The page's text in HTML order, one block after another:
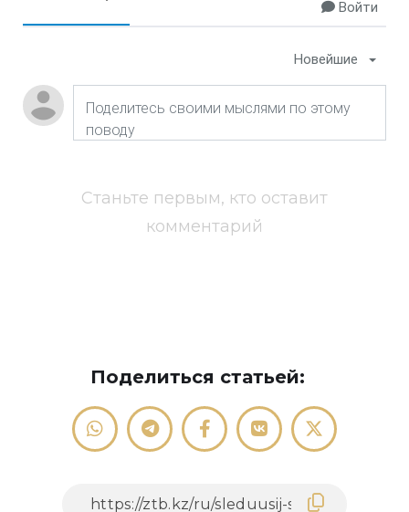
Войти
Новейшие
Станьте первым, кто оставит
комментарий
Поделиться статьей: